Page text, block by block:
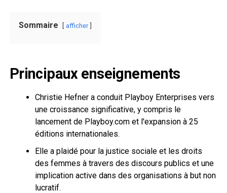
Sommaire afficher
Principaux enseignements
Christie Hefner a conduit Playboy Enterprises vers
une croissance significative, y compris le
lancement de Playboy.com et l'expansion à 25
éditions internationales.
Elle a plaidé pour la justice sociale et les droits
des femmes à travers des discours publics et une
implication active dans des organisations à but non
lucratif.